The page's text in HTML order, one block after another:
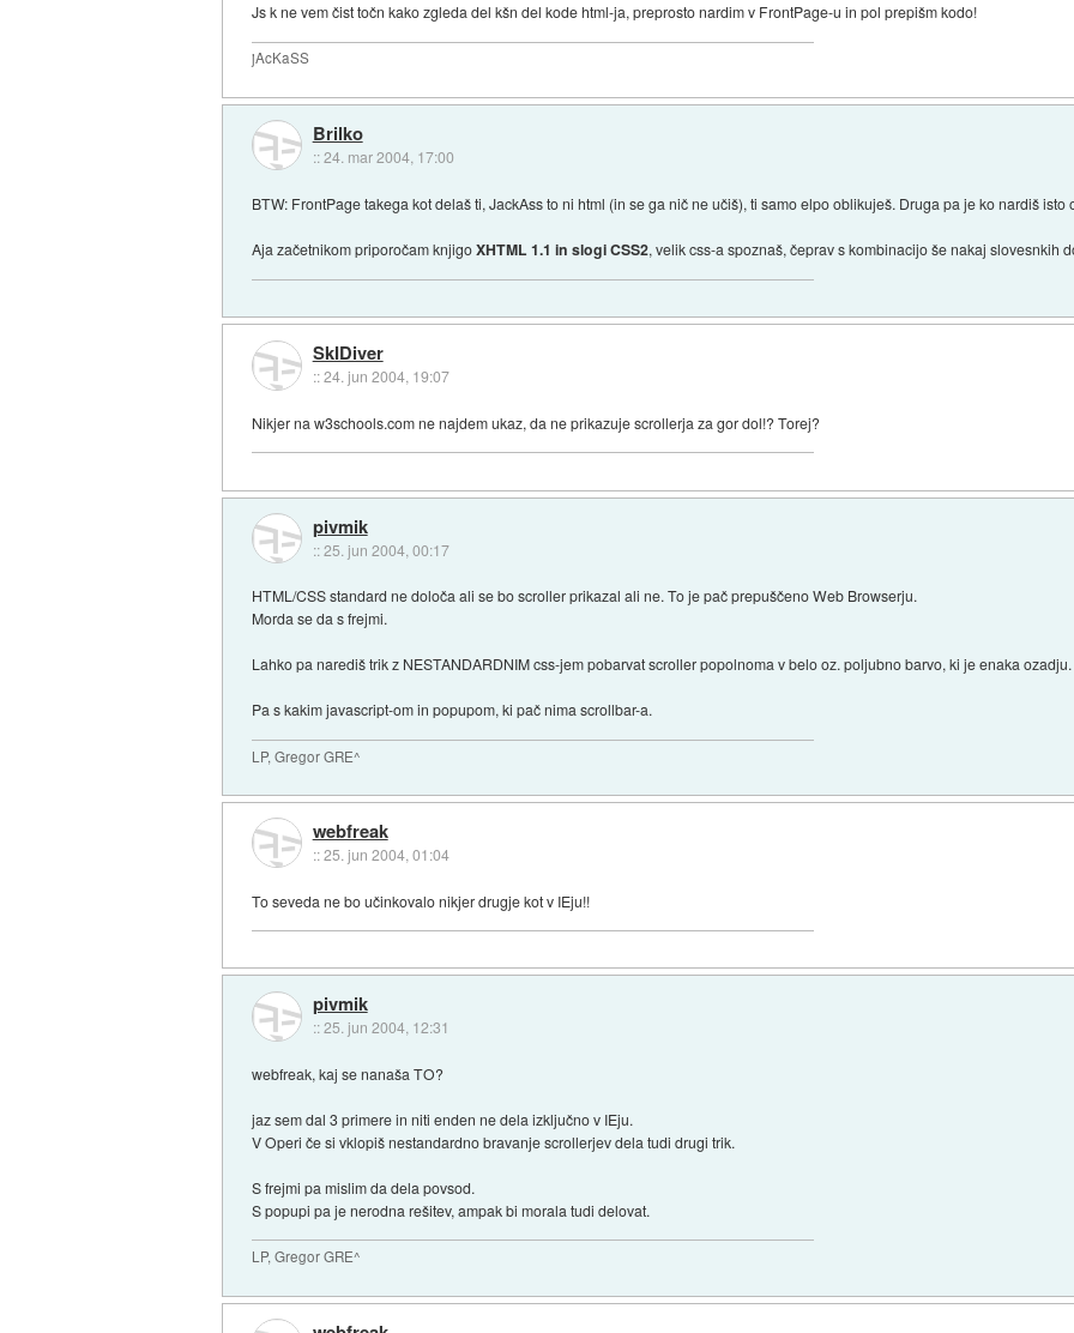
Js k ne vem čist točn kako zgleda del kšn del kode html-ja, preprosto nardim v FrontPage-u in pol prepišm kodo!
jAcKaSS
Brilko
::24. mar 2004, 17:00
BTW: FrontPage takega kot delaš ti, JackAss to ni html (in se ga nič ne učiš), ti samo elpo oblikuješ. Druga pa je ko nardiš
Aja začetnikom priporočam knjigoXHTML 1.1 in slogi CSS2, velik css-a spoznaš, čeprav s kombinacijo še nakaj slovesnkih
SkIDiver
::24. jun 2004, 19:07
Nikjer na w3schools.com ne najdem ukaz, da ne prikazuje scrollerja za gor dol!? Torej?
pivmik
::25. jun 2004, 00:17
HTML/CSS standard ne določa ali se bo scroller prikazal ali ne. To je pač prepuščeno Web Browserju.
Morda se da s frejmi.
Lahko pa narediš trik z NESTANDARDNIM css-jem pobarvat scroller popolnoma v belo oz. poljubno barvo, ki je enaka
Pa s kakim javascript-om in popupom, ki pač nima scrollbar-a.
LP, Gregor GRE^
webfreak
::25. jun 2004, 01:04
To seveda ne bo učinkovalo nikjer drugje kot v IEju!!
pivmik
::25. jun 2004, 12:31
webfreak, kaj se nanaša TO?
jaz sem dal 3 primere in niti enden ne dela izključno v IEju.
V Operi če si vklopiš nestandardno bravanje scrollerjev dela tudi drugi trik.
S frejmi pa mislim da dela povsod.
S popupi pa je nerodna rešitev, ampak bi morala tudi delovat.
LP, Gregor GRE^